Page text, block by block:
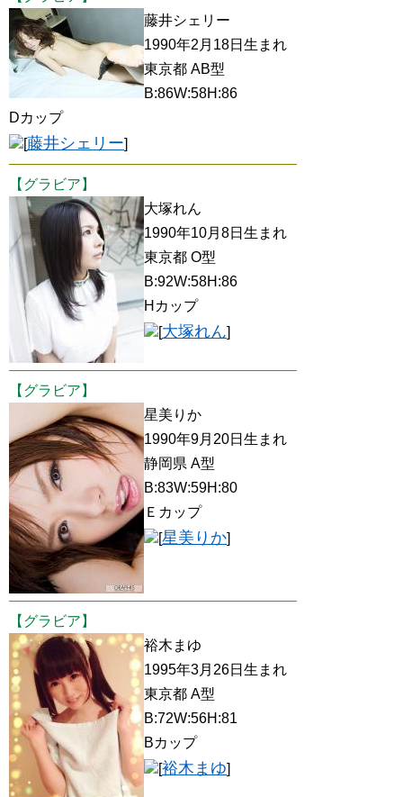
藤井シェリー
1990年2月18日生まれ
東京都 AB型
B:86W:58H:86
Dカップ
[藤井シェリー]
【グラビア】
大塚れん
1990年10月8日生まれ
東京都 O型
B:92W:58H:86
Hカップ
[大塚れん]
【グラビア】
星美りか
1990年9月20日生まれ
静岡県 A型
B:83W:59H:80
Ｅカップ
[星美りか]
【グラビア】
裕木まゆ
1995年3月26日生まれ
東京都 A型
B:72W:56H:81
Bカップ
[裕木まゆ]